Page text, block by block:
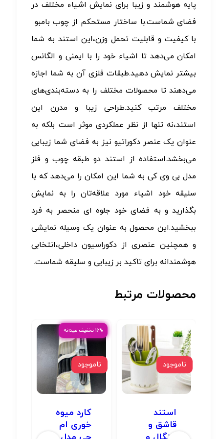
پایه هوشمند و زیبا برای نمایش اشیاء مختلف در
فضای شماست.با ساختار مستحکم از چوب بامبو
با کیفیت و قابلیت تحمل وزن،این استند به شما
امکان می‌دهد تا اشیاء خود را با ایمنی و الگانس
بیشتر نمایش دهید.طبقات فلزی آن به شما اجازه
می‌دهند تا محصولات مختلف را به دسته‌بندی‌های
مختلف مرتب کنید.طراحی زیبا و مدرن این
استند،نه تنها از نظر عملکردی موثر است بلکه به
عنوان یک عنصر دکوراتیو نیز به فضای شما زیبایی
می‌بخشد.استفاده از استند دو طبقه چوب و فلز
مدل بی وی کی به شما این امکان را می‌دهد که با
سلیقه خود اشیاء مورد علاقه‌تان را به نمایش
بگذارید و به فضای خود جلوه ای منحصر به فرد
ببخشید.این محصول به عنوان یک وسیله نمایشی
و همچنین عنصری از دکوراسیون داخلی،انتخابی
هوشمندانه برای تاکید بر زیبایی و سلیقه شماست.
محصولات مرتبط
ناموجود
استند
قاشق و
۱۶% تخفیف عیدانه
ناموجود
کارد میوه
خوری ام